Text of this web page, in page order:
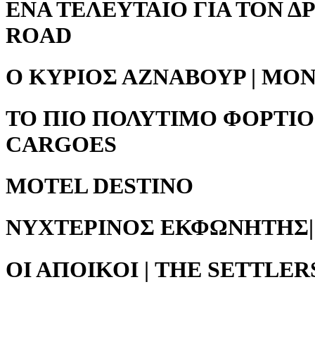
ΕΝΑ ΤΕΛΕΥΤΑΙΟ ΓΙΑ ΤΟΝ
ROAD
Ο ΚΥΡΙΟΣ ΑΖΝΑΒΟΥΡ |
ΤΟ ΠΙΟ ΠΟΛΥΤΙΜΟ ΦΟΡΤΙΟ
CARGOES
MOTEL DESTINO
ΝΥΧΤΕΡΙΝΟΣ ΕΚΦΩΝΗΤΗΣ|
ΟΙ ΑΠΟΙΚΟΙ | THE